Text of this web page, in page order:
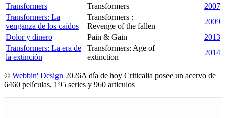
Transformers
Transformers
2007
Transformers: La
venganza de los caídos
Transformers :
Revenge of the fallen
2009
Dolor y dinero
Pain & Gain
2013
Transformers: La era de
la extinción
Transformers: Age of
extinction
2014
© Webbin' Design 2026A día de hoy Criticalia posee un acervo de
6460 películas, 195 series y 960 articulos